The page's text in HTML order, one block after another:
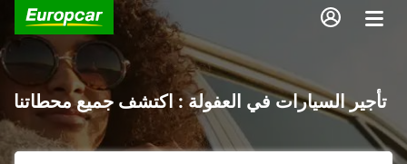
تأجير السيارات في العفولة : اكتشف جميع محطاتنا